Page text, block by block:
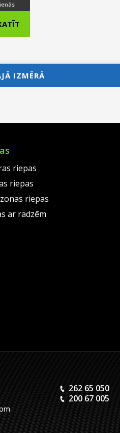
IZMĒRĀ
riepas
riepas
riepas
ar radzēm
262 65 050
200 67 005